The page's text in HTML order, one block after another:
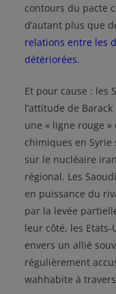
contours du pacte
d’autant plus que
relations entre les
détériorées.
Et pour cause : les
l’attitude de
une « ligne rouge »
chimiques en Syrie
sur le nucléaire
régional. Les
en puissance du
par la levée
leur côté, les
envers un allié
régulièrement
wahhabite à